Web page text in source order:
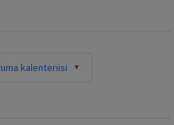
kalenteriisi